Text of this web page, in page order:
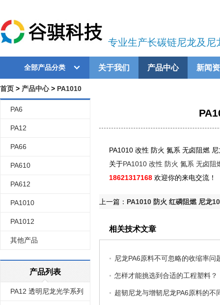
专业生产长碳链尼龙及尼
全部产品分类 关于我们 产品中心 新闻
首页 > 产品中心> PA1010
PA6
PA12
PA66
PA610
PA612
PA1010
PA1012
其他产品
产品列表
PA12 透明尼龙光学系列
PA1010 改性 防火 氮系 无卤阻燃
关于PA1010 改性 防火 氮系 无卤阻
18621317168 欢迎你的来电交流！
上一篇： PA1010 防火 红磷阻燃 尼龙
相关技术文章
尼龙PA6原料不可忽略的收缩率问
怎样才能挑选到合适的工程塑料？
超韧尼龙与增韧尼龙PA6原料的不